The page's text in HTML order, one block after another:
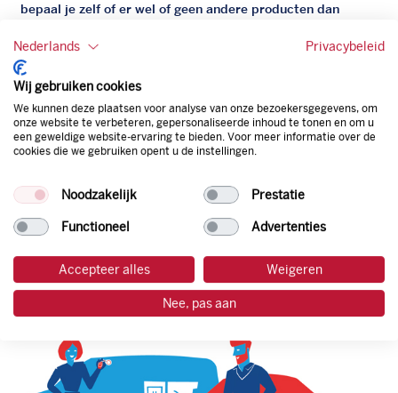
bepaal je zelf of er wel of geen andere producten dan
Bovendien profiteer je altijd van een gegarandeerde
korting. Mocht de pompprijs toch lager zijn dan betaal je
natuurlijk de prijs aan de pomp. Zo ben je altijd verzekerd
van de laagste prijs.
Nederlands Privacybeleid
Wij gebruiken cookies
We kunnen deze plaatsen voor analyse van onze bezoekersgegevens, om
onze website te verbeteren, gepersonaliseerde inhoud te tonen en om u
een geweldige website-ervaring te bieden. Voor meer informatie over de
cookies die we gebruiken opent u de instellingen.
Noodzakelijk Prestatie
Functioneel Advertenties
Accepteer alles Weigeren
Nee, pas aan